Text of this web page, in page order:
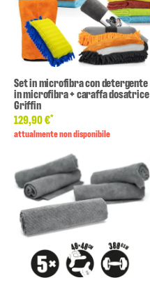
Set in microfibra con detergente
in microfibra + caraffa dosatrice
Griffin
129,90 €*
attualmente non disponibile